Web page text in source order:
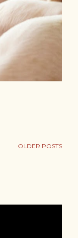
OLDER POSTS